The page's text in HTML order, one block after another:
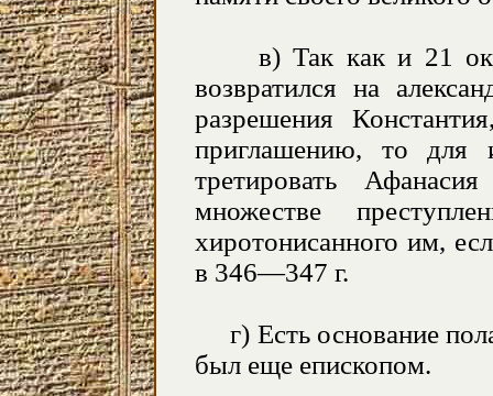
в) Так как и 21
возвратился на
разрешения
приглашению, то для
третировать
множестве
хиротонисанного им,
в 346—347 г.
г) Есть основание
был еще епископом.